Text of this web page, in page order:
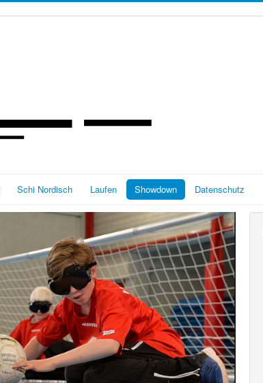
Schi Nordisch Laufen Showdown Datenschutz